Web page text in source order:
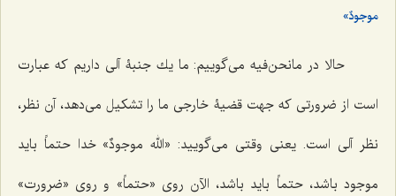
موجودٌ»
حالا در مانحن‌فیه مى‌گوییم: ما یك جنبۀ آلى داریم كه عبارت
است از ضرورتى كه جهت قضیۀ خارجى ما را تشكیل مى‌دهد، آن نظر،
نظر آلى است. یعنى وقتى مى‌گویید: «الله موجودٌ» خدا حتماً باید
موجود باشد، حتماً باید باشد، الآن روى «حتماً» و روى «ضرورت»